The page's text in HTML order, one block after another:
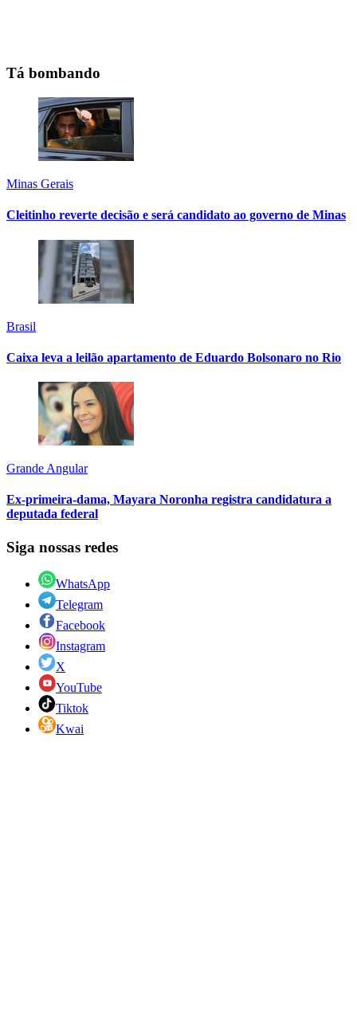
Tá bombando
Minas Gerais
Cleitinho reverte decisão e será candidato ao governo de Minas
Brasil
Caixa leva a leilão apartamento de Eduardo Bolsonaro no Rio
Grande Angular
Ex-primeira-dama, Mayara Noronha registra candidatura a
deputada federal
Siga nossas redes
WhatsApp
Telegram
Facebook
Instagram
X
YouTube
Tiktok
Kwai